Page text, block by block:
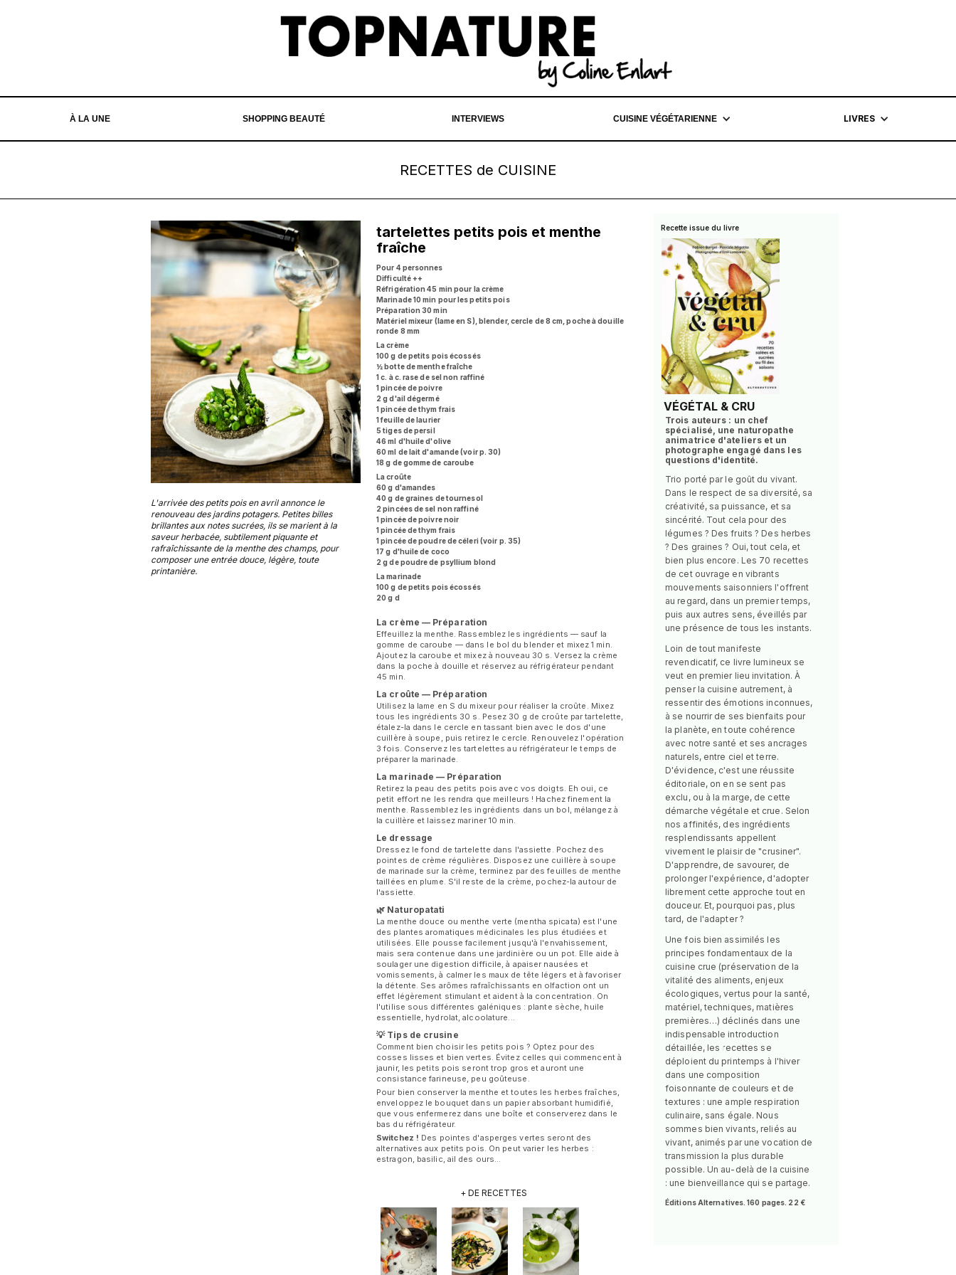
À LA UNE SHOPPING BEAUTÉ INTERVIEWS CUISINE VÉGÉTARIENNE LIVRES
RECETTES de CUISINE
L'arrivée des petits pois en avril annonce le
renouveau des jardins potagers. Petites billes
brillantes aux notes sucrées, ils se marient à la
saveur herbacée, subtilement piquante et
rafraîchissante de la menthe des champs, pour
composer une entrée douce, légère, toute
printanière.
tartelettes petits pois et menthe
fraîche
Pour 4 personnes
Difficulté ++
Réfrigération 45 min pour la crème
Marinade 10 min pour les petits pois
Préparation 30 min
Matériel mixeur (lame en S), blender, cercle de 8 cm, poche à douille
ronde 8 mm
La crème
100 g de petits pois écossés
½ botte de menthe fraîche
1 c. à c. rase de sel non raffiné
1 pincée de poivre
2 g d'ail dégermé
1 pincée de thym frais
1 feuille de laurier
5 tiges de persil
46 ml d'huile d'olive
60 ml de lait d'amande (voir p. 30)
18 g de gomme de caroube
La croûte
60 g d'amandes
40 g de graines de tournesol
2 pincées de sel non raffiné
1 pincée de poivre noir
1 pincée de thym frais
1 pincée de poudre de céleri (voir p. 35)
17 g d'huile de coco
2 g de poudre de psyllium blond
La marinade
100 g de petits pois écossés
20 g d
La crème — Préparation
Effeuillez la menthe. Rassemblez les ingrédients — sauf la
gomme de caroube — dans le bol du blender et mixez 1 min.
Ajoutez la caroube et mixez à nouveau 30 s. Versez la crème
dans la poche à douille et réservez au réfrigérateur pendant
45 min.
La croûte — Préparation
Utilisez la lame en S du mixeur pour réaliser la croûte. Mixez
tous les ingrédients 30 s. Pesez 30 g de croûte par tartelette,
étalez-la dans le cercle en tassant bien avec le dos d'une
cuillère à soupe, puis retirez le cercle. Renouvelez l'opération
3 fois. Conservez les tartelettes au réfrigérateur le temps de
préparer la marinade.
La marinade — Préparation
Retirez la peau des petits pois avec vos doigts. Eh oui, ce
petit effort ne les rendra que meilleurs ! Hachez finement la
menthe. Rassemblez les ingrédients dans un bol, mélangez à
la cuillère et laissez mariner 10 min.
Le dressage
Dressez le fond de tartelette dans l'assiette. Pochez des
pointes de crème régulières. Disposez une cuillère à soupe
de marinade sur la crème, terminez par des feuilles de menthe
taillées en plume. S'il reste de la crème, pochez-la autour de
l'assiette.
🌿 Naturopatati
La menthe douce ou menthe verte (mentha spicata) est l'une
des plantes aromatiques médicinales les plus étudiées et
utilisées. Elle pousse facilement jusqu'à l'envahissement,
mais sera contenue dans une jardinière ou un pot. Elle aide à
soulager une digestion difficile, à apaiser nausées et
vomissements, à calmer les maux de tête légers et à favoriser
la détente. Ses arômes rafraîchissants en olfaction ont un
effet légèrement stimulant et aident à la concentration. On
l'utilise sous différentes galéniques : plante sèche, huile
essentielle, hydrolat, alcoolature...
💡 Tips de crusine
Comment bien choisir les petits pois ? Optez pour des
cosses lisses et bien vertes. Évitez celles qui commencent à
jaunir, les petits pois seront trop gros et auront une
consistance farineuse, peu goûteuse.
Pour bien conserver la menthe et toutes les herbes fraîches,
enveloppez le bouquet dans un papier absorbant humidifié,
que vous enfermerez dans une boîte et conserverez dans le
bas du réfrigérateur.
Switchez ! Des pointes d'asperges vertes seront des
alternatives aux petits pois. On peut varier les herbes :
estragon, basilic, ail des ours…
+ DE RECETTES
Recette issue du livre
VÉGÉTAL & CRU
Trois auteurs : un chef
spécialisé, une naturopathe
animatrice d'ateliers et un
photographe engagé dans les
questions d'identité.
Trio porté par le goût du vivant.
Dans le respect de sa diversité, sa
créativité, sa puissance, et sa
sincérité. Tout cela pour des
légumes ? Des fruits ? Des herbes
? Des graines ? Oui, tout cela, et
bien plus encore. Les 70 recettes
de cet ouvrage en vibrants
mouvements saisonniers l'offrent
au regard, dans un premier temps,
puis aux autres sens, éveillés par
une présence de tous les instants.
Loin de tout manifeste
revendicatif, ce livre lumineux se
veut en premier lieu invitation. À
penser la cuisine autrement, à
ressentir des émotions inconnues,
à se nourrir de ses bienfaits pour
la planète, en toute cohérence
avec notre santé et ses ancrages
naturels, entre ciel et terre.
D'évidence, c'est une réussite
éditoriale, on en se sent pas
exclu, ou à la marge, de cette
démarche végétale et crue. Selon
nos affinités, des ingrédients
resplendissants appellent
vivement le plaisir de "crusiner".
D'apprendre, de savourer, de
prolonger l'expérience, d'adopter
librement cette approche tout en
douceur. Et, pourquoi pas, plus
tard, de l'adapter ?
Une fois bien assimilés les
principes fondamentaux de la
cuisine crue (préservation de la
vitalité des aliments, enjeux
écologiques, vertus pour la santé,
matériel, techniques, matières
premières…) déclinés dans une
indispensable introduction
détaillée, les recettes se
déploient du printemps à l'hiver
dans une composition
foisonnante de couleurs et de
textures : une ample respiration
culinaire, sans égale. Nous
sommes bien vivants, reliés au
vivant, animés par une vocation de
transmission la plus durable
possible. Un au-delà de la cuisine
: une bienveillance qui se partage.
Éditions Alternatives. 160 pages. 22 €